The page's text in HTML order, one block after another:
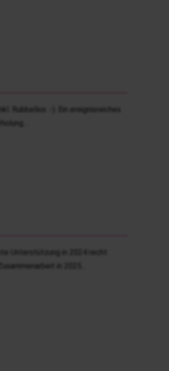
Rubbellos :-). Ein ereignisreiches
Unterstützung in 2024 recht
in 2025…